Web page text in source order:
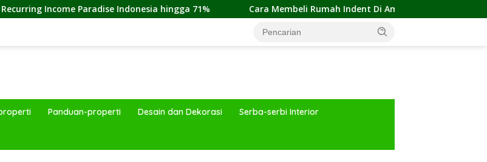
Indonesia hingga 71% Cara Membeli Rumah Indent Di Aman dan Tipsnya
Panduan-properti Desain dan Dekorasi Serba-serbi Interior